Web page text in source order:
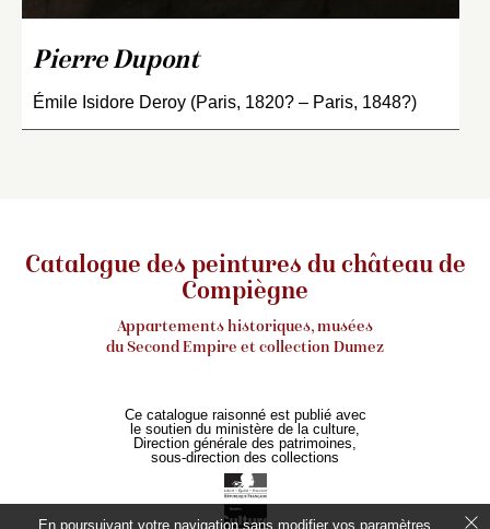
Pierre Dupont
Émile Isidore Deroy (Paris, 1820? – Paris, 1848?)
Catalogue des peintures du château de
Compiègne
Appartements historiques, musées
du Second Empire et collection Dumez
Ce catalogue raisonné est publié avec
le soutien du ministère de la culture,
Direction générale des patrimoines,
sous-direction des collections
En poursuivant votre navigation sans modifier vos paramètres,